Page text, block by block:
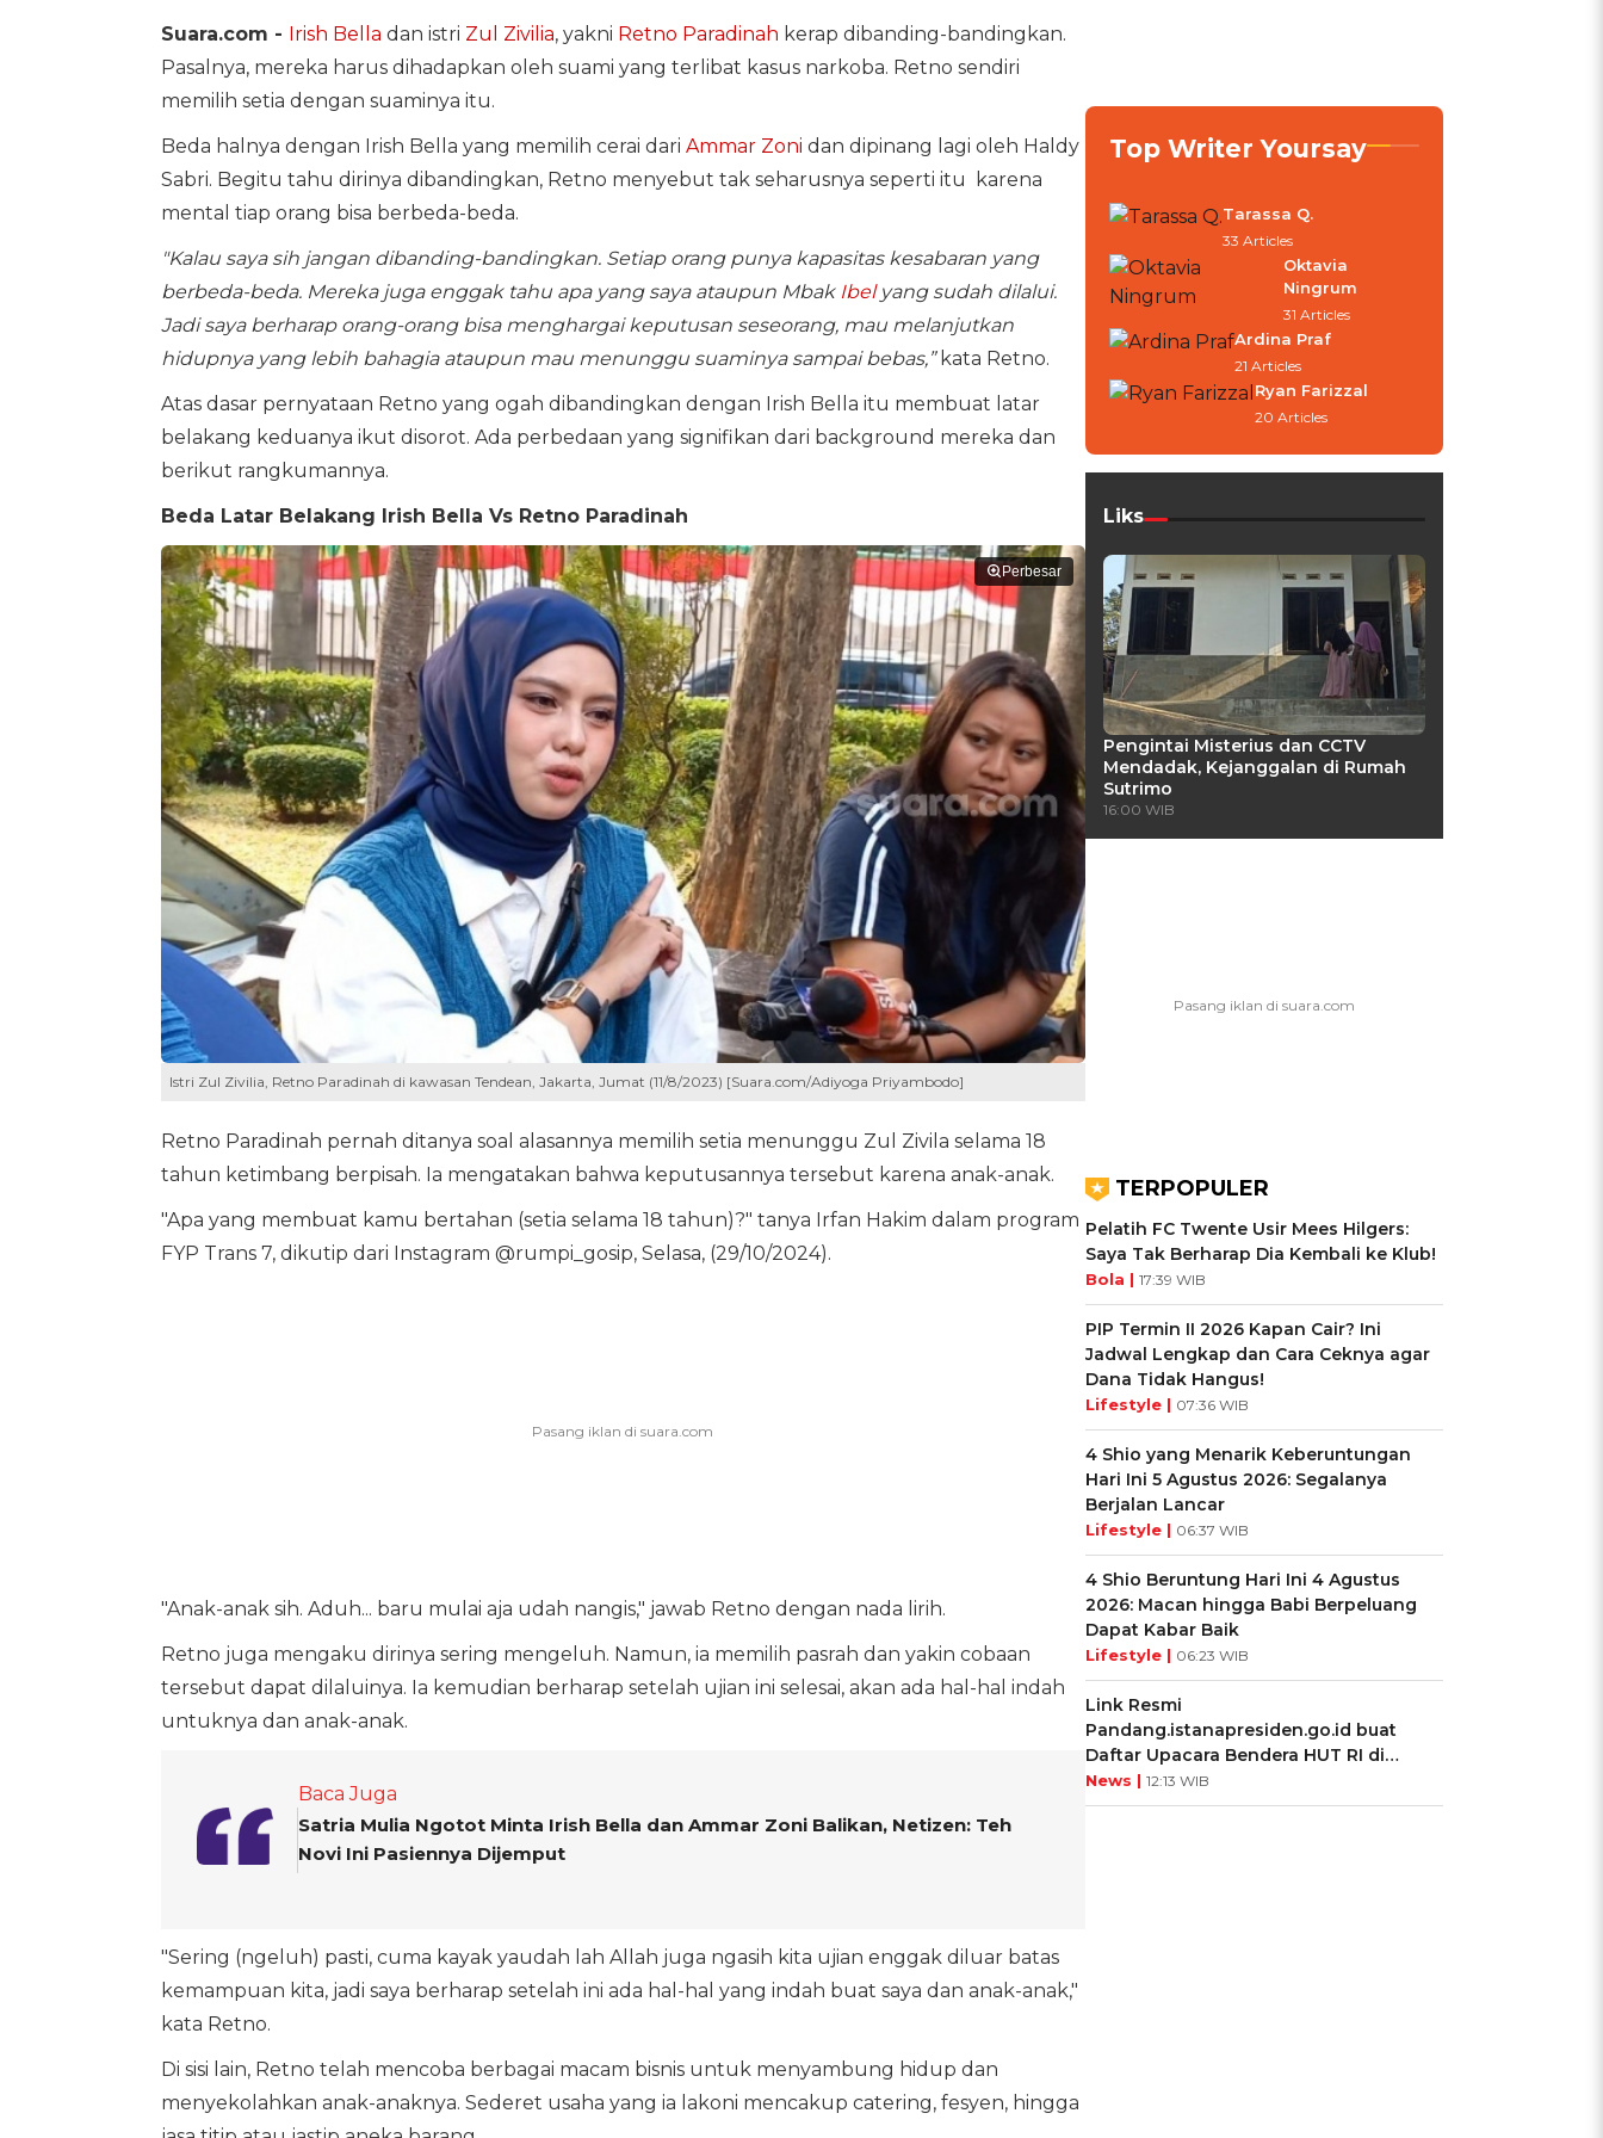
Suara.com - Irish Bella dan istri Zul Zivilia, yakni Retno Paradinah kerap dibanding-bandingkan.
Pasalnya, mereka harus dihadapkan oleh suami yang terlibat kasus narkoba. Retno sendiri
memilih setia dengan suaminya itu.
Beda halnya dengan Irish Bella yang memilih cerai dari Ammar Zoni dan dipinang lagi oleh Haldy
Sabri. Begitu tahu dirinya dibandingkan, Retno menyebut tak seharusnya seperti itu karena
mental tiap orang bisa berbeda-beda.
"Kalau saya sih jangan dibanding-bandingkan. Setiap orang punya kapasitas kesabaran yang
berbeda-beda. Mereka juga enggak tahu apa yang saya ataupun Mbak Ibelyang sudah dilalui.
Jadi saya berharap orang-orang bisa menghargai keputusan seseorang, mau melanjutkan
hidupnya yang lebih bahagia ataupun mau menunggu suaminya sampai bebas,”kata Retno.
Atas dasar pernyataan Retno yang ogah dibandingkan dengan Irish Bella itu membuat latar
belakang keduanya ikut disorot. Ada perbedaan yang signifikan dari background mereka dan
berikut rangkumannya.
Beda Latar Belakang Irish Bella Vs Retno Paradinah
Perbesar
Istri Zul Zivilia, Retno Paradinah di kawasan Tendean, Jakarta, Jumat (11/8/2023) [Suara.com/Adiyoga Priyambodo]
Retno Paradinah pernah ditanya soal alasannya memilih setia menunggu Zul Zivila selama 18
tahun ketimbang berpisah. Ia mengatakan bahwa keputusannya tersebut karena anak-anak.
"Apa yang membuat kamu bertahan (setia selama 18 tahun)?" tanya Irfan Hakim dalam program
FYP Trans 7, dikutip dari Instagram @rumpi_gosip, Selasa, (29/10/2024).
"Anak-anak sih. Aduh... baru mulai aja udah nangis," jawab Retno dengan nada lirih.
Retno juga mengaku dirinya sering mengeluh. Namun, ia memilih pasrah dan yakin cobaan
tersebut dapat dilaluinya. Ia kemudian berharap setelah ujian ini selesai, akan ada hal-hal indah
untuknya dan anak-anak.
Baca Juga
Satria Mulia Ngotot Minta Irish Bella dan Ammar Zoni Balikan, Netizen: Teh
Novi Ini Pasiennya Dijemput
"Sering (ngeluh) pasti, cuma kayak yaudah lah Allah juga ngasih kita ujian enggak diluar batas
kemampuan kita, jadi saya berharap setelah ini ada hal-hal yang indah buat saya dan anak-anak,"
kata Retno.
Di sisi lain, Retno telah mencoba berbagai macam bisnis untuk menyambung hidup dan
menyekolahkan anak-anaknya. Sederet usaha yang ia lakoni mencakup catering, fesyen, hingga
Top Writer Yoursay
Tarassa Q.
33 Articles
Oktavia
Ningrum
31 Articles
Ardina Praf
21 Articles
Ryan Farizzal
20 Articles
Liks
Pengintai Misterius dan CCTV
Mendadak, Kejanggalan di Rumah
Sutrimo
16:00 WIB
TERPOPULER
Pelatih FC Twente Usir Mees Hilgers:
Saya Tak Berharap Dia Kembali ke Klub!
Bola | 17:39 WIB
PIP Termin II 2026 Kapan Cair? Ini
Jadwal Lengkap dan Cara Ceknya agar
Dana Tidak Hangus!
Lifestyle | 07:36 WIB
4 Shio yang Menarik Keberuntungan
Hari Ini 5 Agustus 2026: Segalanya
Berjalan Lancar
Lifestyle | 06:37 WIB
4 Shio Beruntung Hari Ini 4 Agustus
2026: Macan hingga Babi Berpeluang
Dapat Kabar Baik
Lifestyle | 06:23 WIB
Link Resmi
Pandang.istanapresiden.go.id buat
Daftar Upacara Bendera HUT RI di
Istana Negara
News | 12:13 WIB